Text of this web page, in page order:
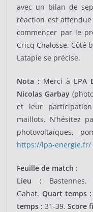
avec un bilan de
réaction est
commencer par le
Cricq Chalosse. Côté
Latapie se précise.
Nota : Merci à LPA
Nicolas Garbay
et leur
maillots. N’hésitez
photovoltaïques,
https://lpa-energie.fr/
Feuille de match :
Lieu : Bastennes.
Gahat. Quart temps :
temps :31-39.Score